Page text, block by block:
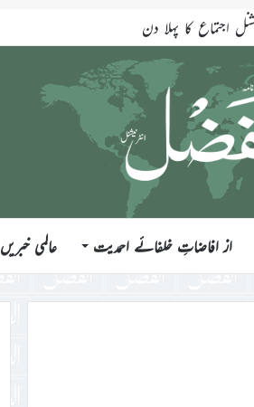
از افاضاتِ خلفائے احمدیت عالمی خبریں